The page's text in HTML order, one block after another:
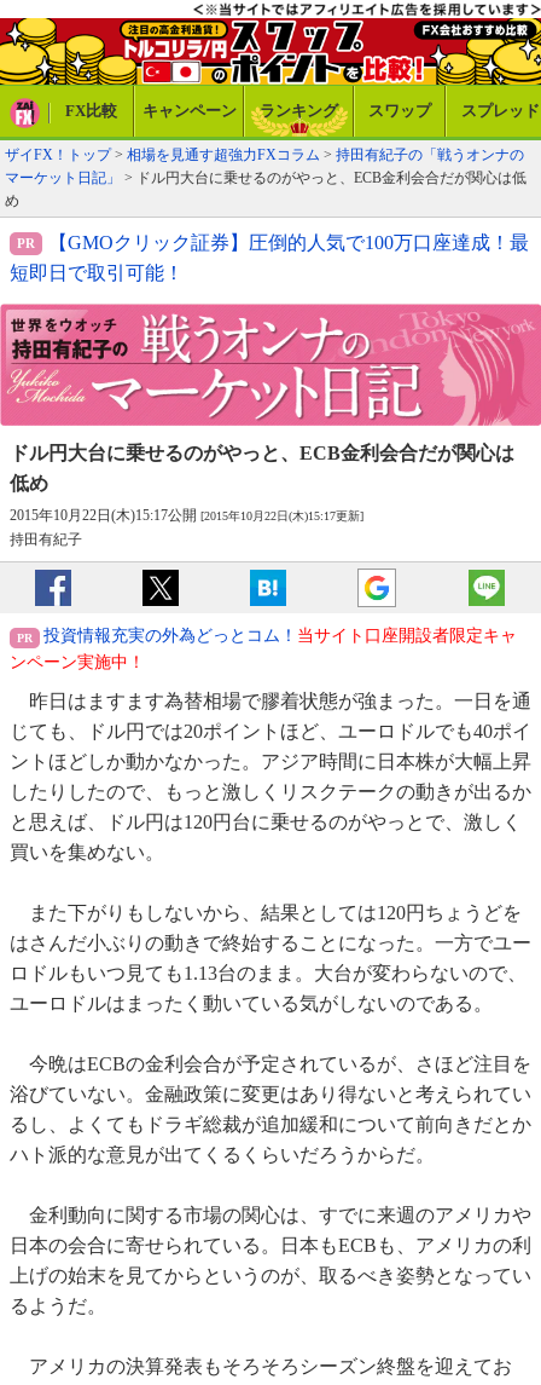
FX比較 キャンペーン ランキング スワップ スプレッド
ザイFX！トップ> 相場を見通す超強力FXコラム > 持田有紀子の「戦うオンナの
マーケット日記」
> ドル円大台に乗せるのがやっと、ECB金利会合だが関心は低
め
【GMOクリック証券】圧倒的人気で100万口座達成！最
短即日で取引可能！
ドル円大台に乗せるのがやっと、 ECB金利会合だが関心は
低め
2015年10月22日(木)15:17公開 [2015年10月22日(木)15:17更新]
持田有紀子
投資情報充実の外為どっとコム！ 当サイト口座開設者限定キャ
ンペーン実施中！
昨日はますます為替相場で膠着状態が強まった。一日を通
じても、ドル円では20ポイントほど、ユーロドルでも40ポイ
ントほどしか動かなかった。アジア時間に日本株が大幅上昇
したりしたので、もっと激しくリスクテークの動きが出るか
と思えば、ドル円は120円台に乗せるのがやっとで、激しく
買いを集めない。
また下がりもしないから、結果としては120円ちょうどを
はさんだ小ぶりの動きで終始することになった。一方でユー
ロドルもいつ見ても1.13台のまま。大台が変わらないので、
ユーロドルはまったく動いている気がしないのである。
今晩はECBの金利会合が予定されているが、さほど注目を
浴びていない。金融政策に変更はあり得ないと考えられてい
るし、よくてもドラギ総裁が追加緩和について前向きだとか
ハト派的な意見が出てくるくらいだろうからだ。
金利動向に関する市場の関心は、すでに来週のアメリカや
日本の会合に寄せられている。日本もECBも、アメリカの利
上げの始末を見てからというのが、取るべき姿勢となってい
るようだ。
アメリカの決算発表もそろそろシーズン終盤を迎えてお